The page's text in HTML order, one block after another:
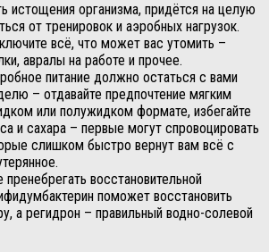
истощения организма, придётся на целую
от тренировок и аэробных нагрузок.
всё, что может вас утомить –
авралы на работе и прочее.
питание должно остаться с вами
– отдавайте предпочтение мягким
или полужидком формате, избегайте
и сахара – первые могут спровоцировать
слишком быстро вернут вам всё с
восстановительной
поможет восстановить
а регидрон – правильный водно-солевой